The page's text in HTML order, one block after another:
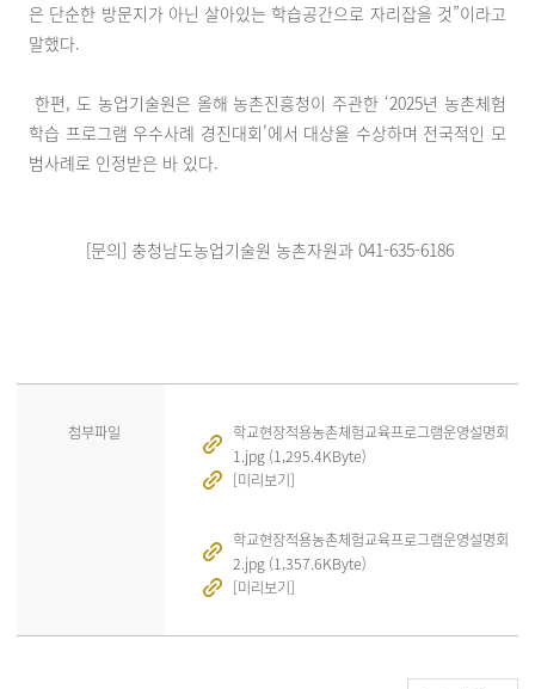
은 단순한 방문지가 아닌 살아있는 학습공간으로 자리잡을 것”이라고
말했다.
한편, 도 농업기술원은 올해 농촌진흥청이 주관한 ‘2025년 농촌체험
학습 프로그램 우수사례 경진대회’에서 대상을 수상하며 전국적인 모
범사례로 인정받은 바 있다.
[문의] 충청남도농업기술원 농촌자원과 041-635-6186
첨부파일
학교현장적용농촌체험교육프로그램운영설명회
1.jpg (1,295.4KByte)
[미리보기]
학교현장적용농촌체험교육프로그램운영설명회
2.jpg (1,357.6KByte)
[미리보기]